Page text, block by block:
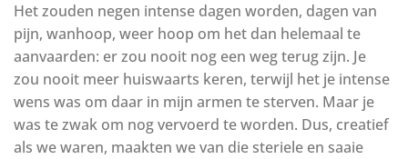
Het zouden negen intense dagen worden, dagen van
pijn, wanhoop, weer hoop om het dan helemaal te
aanvaarden: er zou nooit nog een weg terug zijn. Je
zou nooit meer huiswaarts keren, terwijl het je intense
wens was om daar in mijn armen te sterven. Maar je
was te zwak om nog vervoerd te worden. Dus, creatief
als we waren, maakten we van die steriele en saaie